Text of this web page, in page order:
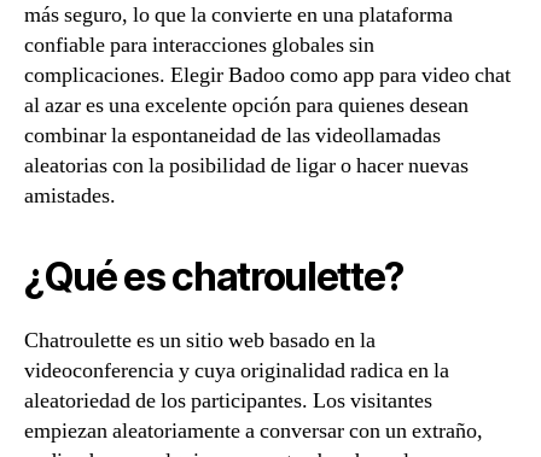
más seguro, lo que la convierte en una plataforma
confiable para interacciones globales sin
complicaciones. Elegir Badoo como app para video chat
al azar es una excelente opción para quienes desean
combinar la espontaneidad de las videollamadas
aleatorias con la posibilidad de ligar o hacer nuevas
amistades.
¿Qué es chatroulette?
Chatroulette es un sitio web basado en la
videoconferencia y cuya originalidad radica en la
aleatoriedad de los participantes. Los visitantes
empiezan aleatoriamente a conversar con un extraño,